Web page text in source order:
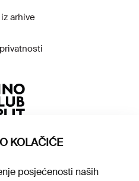
arhive
KOLAČIĆE
posjećenosti naših